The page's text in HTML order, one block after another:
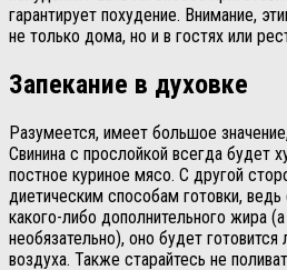
гарантирует похудение. Внимание,
не только дома, но и в гостях или
Запекание в духовке
Разумеется, имеет большое
Свинина с прослойкой всегда будет
постное куриное мясо. С другой
диетическим способам готовки,
какого-либо дополнительного жира
необязательно), оно будет
воздуха. Также старайтесь не